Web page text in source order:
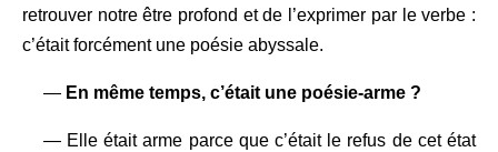
retrouver notre être profond et de l’exprimer par le verbe :
c’était forcément une poésie abyssale.
— En même temps, c’était une poésie-arme ?
— Elle était arme parce que c’était le refus de cet état